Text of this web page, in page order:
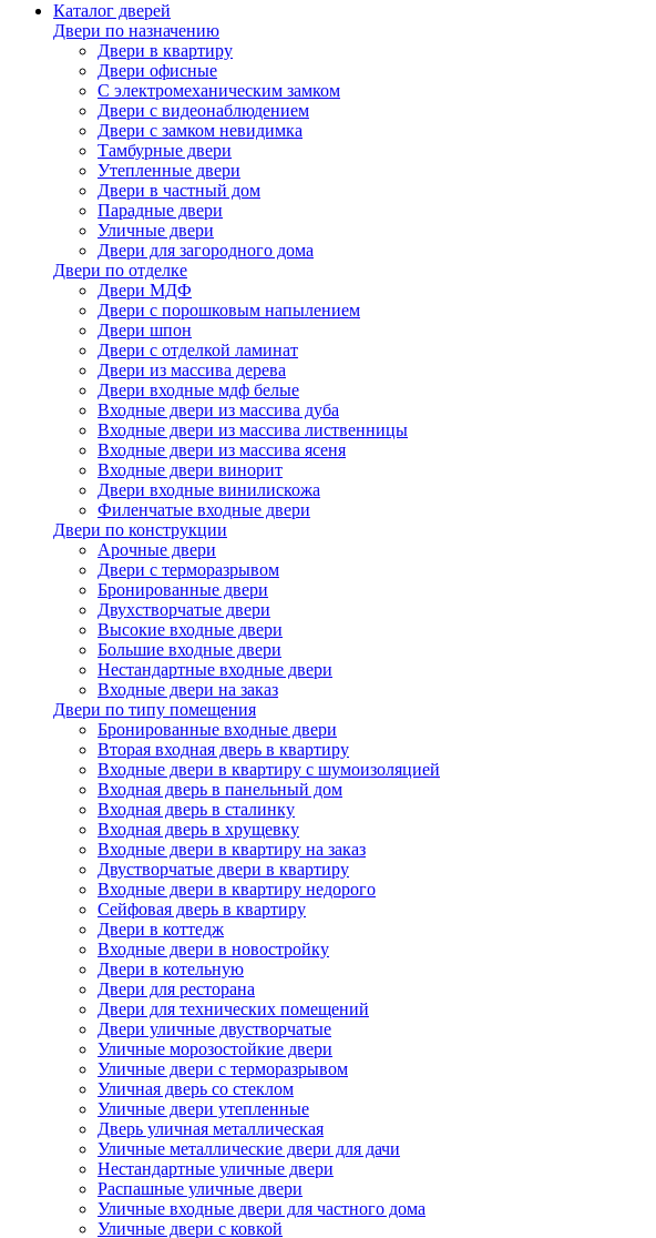
Каталог дверей
Двери по назначению
Двери в квартиру
Двери офисные
С электромеханическим замком
Двери с видеонаблюдением
Двери с замком невидимка
Тамбурные двери
Утепленные двери
Двери в частный дом
Парадные двери
Уличные двери
Двери для загородного дома
Двери по отделке
Двери МДФ
Двери с порошковым напылением
Двери шпон
Двери с отделкой ламинат
Двери из массива дерева
Двери входные мдф белые
Входные двери из массива дуба
Входные двери из массива лиственницы
Входные двери из массива ясеня
Входные двери винорит
Двери входные винилискожа
Филенчатые входные двери
Двери по конструкции
Арочные двери
Двери с терморазрывом
Бронированные двери
Двухстворчатые двери
Высокие входные двери
Большие входные двери
Нестандартные входные двери
Входные двери на заказ
Двери по типу помещения
Бронированные входные двери
Вторая входная дверь в квартиру
Входные двери в квартиру с шумоизоляцией
Входная дверь в панельный дом
Входная дверь в сталинку
Входная дверь в хрущевку
Входные двери в квартиру на заказ
Двустворчатые двери в квартиру
Входные двери в квартиру недорого
Сейфовая дверь в квартиру
Двери в коттедж
Входные двери в новостройку
Двери в котельную
Двери для ресторана
Двери для технических помещений
Двери уличные двустворчатые
Уличные морозостойкие двери
Уличные двери с терморазрывом
Уличная дверь со стеклом
Уличные двери утепленные
Дверь уличная металлическая
Уличные металлические двери для дачи
Нестандартные уличные двери
Распашные уличные двери
Уличные входные двери для частного дома
Уличные двери с ковкой